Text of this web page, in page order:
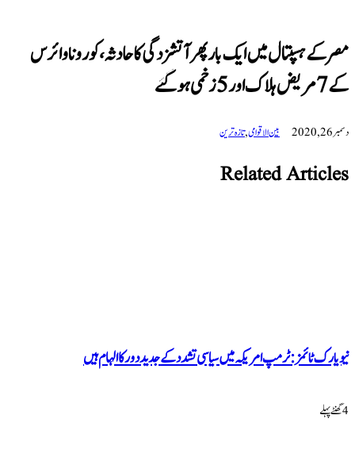
میں ایک بار پھر آتشزدگی کا حادثہ، کورونا وائرس
بین الاقوامی تازہ ترین
Related
ٹرمپ امریکہ میں سیاسی تشدد کے جدید دور کا الہام ہیں